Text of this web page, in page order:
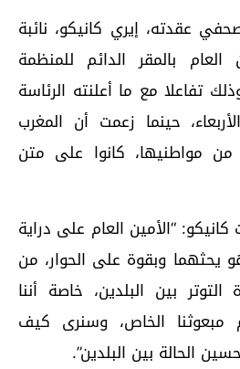
عقدته، إيري كانيكو، نائبة
بالمقر الدائم للمنظمة
تفاعلا مع ما أعلنته الرئاسة
حينما زعمت أن المغرب
مسؤول عن مقتل 3 من مواطنيها، كانوا على متن
“الأمين العام على دراية
يحثهما وبقوة على الحوار، من
بين البلدين، خاصة أننا
مبعوثنا الخاص، وسنرى كيف
الحالة بين البلدين”.